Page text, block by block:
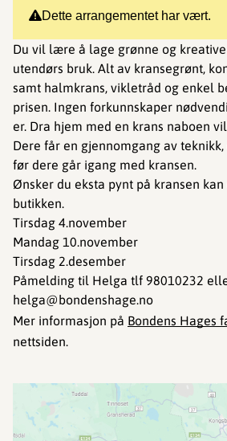
Dette arrangementet har vært.
Du vil lære å lage grønne og
utendørs bruk. Alt av kransegrønt,
samt halmkrans, vikletråd og enkel
prisen. Ingen forkunnskaper
er. Dra hjem med en krans naboen
Dere får en gjennomgang av
før dere går igang med kransen.
Ønsker du eksta pynt på kransen
butikken.
Tirsdag 4.november
Mandag 10.november
Tirsdag 2.desember
Påmelding til Helga tlf 98010232
helga@bondenshage.no
Mer informasjon på Bondens Hages
nettsiden.